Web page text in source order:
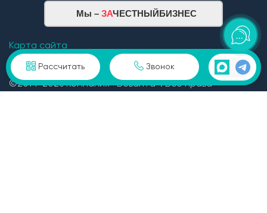
Рассчитать Звонок
Мы – ЗАЧЕСТНЫЙБИЗНЕС
Карта сайта
©2014-2026 Компания «Веванта». Все права